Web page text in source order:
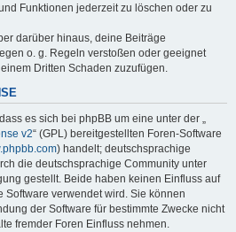
Funktionen jederzeit zu löschen oder zu
darüber hinaus, deine Beiträge
o. g. Regeln verstoßen oder geeignet
Dritten Schaden zuzufügen.
es sich bei phpBB um eine unter der „
v2“ (GPL) bereitgestellten Foren-Software
) handelt; deutschsprachige
die deutschsprachige Community unter
gestellt. Beide haben keinen Einfluss auf
Software verwendet wird. Sie können
der Software für bestimmte Zwecke nicht
fremder Foren Einfluss nehmen.